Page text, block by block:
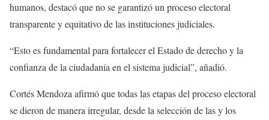
humanos, destacó que no se garantizó un proceso electoral
transparente y equitativo de las instituciones judiciales.
“Esto es fundamental para fortalecer el Estado de derecho y la
confianza de la ciudadanía en el sistema judicial”, añadió.
Cortés Mendoza afirmó que todas las etapas del proceso electoral
se dieron de manera irregular, desde la selección de las y los